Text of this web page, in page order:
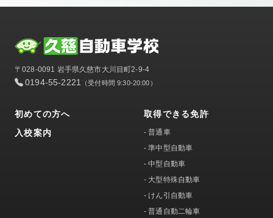
〒028-0091 岩手県久慈市大川目町2-9-4
0194-55-2221 （受付時間 9:30-20:00）
初めての方へ
入校案内
取得できる免許
-普通車
-準中型自動車
-中型自動車
- 大型特殊自動車
- けん引自動車
-普通自動二輪車